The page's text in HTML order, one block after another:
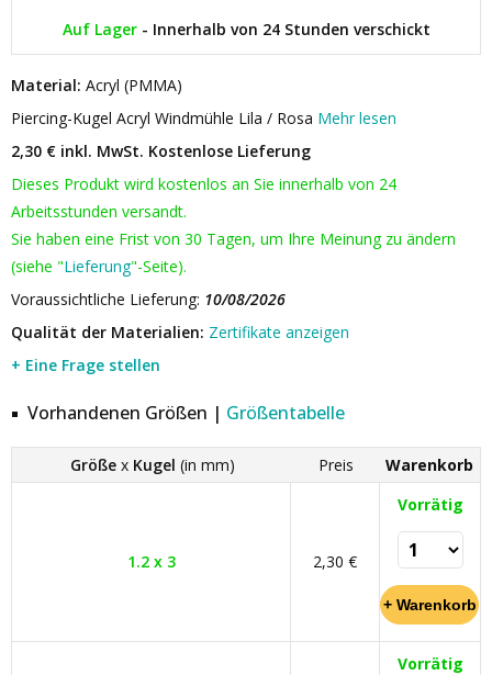
Auf Lager- Innerhalb von 24 Stunden verschickt
Material: Acryl (PMMA)
Piercing-Kugel Acryl Windmühle Lila / Rosa Mehr lesen
2,30 € inkl. MwSt. Kostenlose Lieferung
Dieses Produkt wird kostenlos an Sie innerhalb von 24
Arbeitsstunden versandt.
Sie haben eine Frist von 30 Tagen, um Ihre Meinung zu ändern
(siehe "Lieferung"-Seite).
Voraussichtliche Lieferung: 10/08/2026
Qualität der Materialien: Zertifikate anzeigen
+ Eine Frage stellen
Vorhandenen Größen | Größentabelle
Größex Kugel (in mm) Preis Warenkorb
1.2 x 3 2,30 €
Vorrätig
Vorrätig